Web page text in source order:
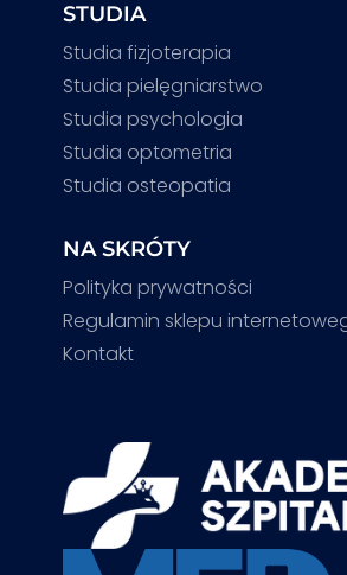
STUDIA
Studia fizjoterapia
Studia pielęgniarstwo
Studia psychologia
Studia optometria
Studia osteopatia
NA SKRÓTY
Polityka prywatności
Regulamin sklepu
Kontakt